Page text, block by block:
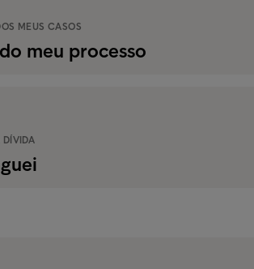
MEUS CASOS
meu processo
DÍVIDA